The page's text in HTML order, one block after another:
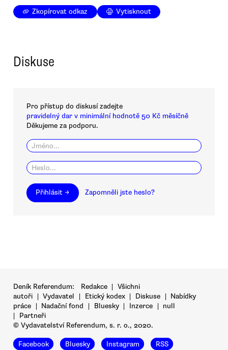
Zkopírovat odkaz Vytisknout
Diskuse
Pro přístup do diskusí zadejte
pravidelný dar v minimální hodnotě 50 Kč měsíčně
Děkujeme za podporu.
Přihlásit → Zapomněli jste heslo?
Deník Referendum: Redakce | Všichni
autoři | Vydavatel | Etický kodex | Diskuse | Nabídky
práce | Nadační fond | Bluesky | Inzerce | null
|
Partneři
© Vydavatelství Referendum, s. r. o., 2020.
Facebook Bluesky Instagram RSS